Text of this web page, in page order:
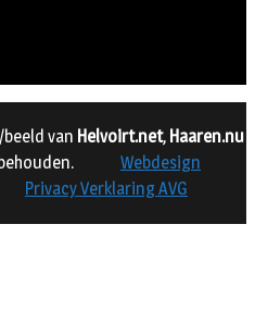
van Helvoirt.net, Haaren.nu
Webdesign
Privacy Verklaring AVG